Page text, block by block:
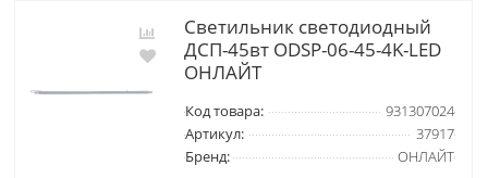
Светильник светодиодный
ДСП-45вт ODSP-06-45-4K-LED
ОНЛАЙТ
Код товара:
931307024
Артикул:
37917
Бренд:
ОНЛАЙТ